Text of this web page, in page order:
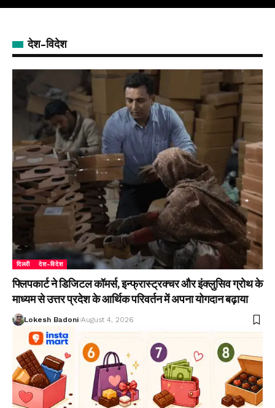
देश-विदेश
दिल्ली देश-विदेश
फ्लिपकार्ट ने डिजिटल कॉमर्स, इन्फ्रास्ट्रक्चर और इंक्लुसिव ग्रोथ के
माध्यम से उत्तर प्रदेश के आर्थिक परिवर्तन में अपना योगदान बढ़ाया
Lokesh Badoni August 4, 2026